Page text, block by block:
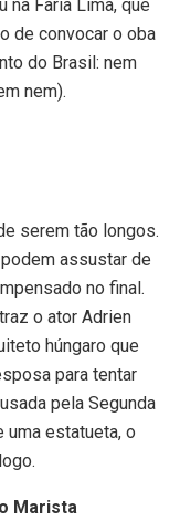
na Faria Lima, que
de convocar o oba
do Brasil: nem
nem).
serem tão longos.
assustar de
no final.
o ator Adrien
húngaro que
para tentar
pela Segunda
uma estatueta, o
Marista